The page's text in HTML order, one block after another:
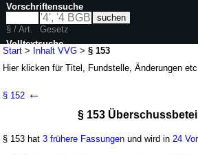
Start > Inhalt VVG >§ 153
Hier klicken fürTitel, Fundstelle, Änderungen etc.
BGBl. I S. 2631
G. v. 26.05.2026BGBl. 2026 I Nr. 156
40 weitere Fassungen | Drucksachen /
§ 152 ←
§ 153
§ 153 hat3 frühere Fassungen und wird in 24
Vorschriftensuche
§ / Art.
Gesetz
Volltextsuche
nur in VVG